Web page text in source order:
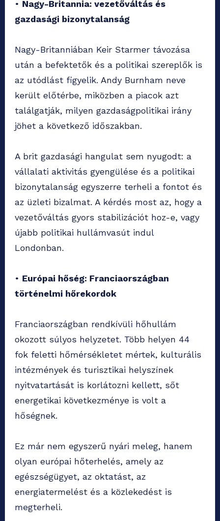
• Nagy-Britannia: vezetőváltás és
gazdasági bizonytalanság
Nagy-Britanniában Keir Starmer távozása
után a befektetők és a politikai szereplők is
az utódlást figyelik. Andy Burnham neve
került előtérbe, miközben a piacok azt
találgatják, milyen gazdaságpolitikai irány
jöhet a következő időszakban.
A brit gazdasági hangulat sem nyugodt: a
vállalati aktivitás gyengülése és a politikai
bizonytalanság egyszerre terheli a fontot és
az üzleti bizalmat. A kérdés most az, hogy a
vezetőváltás gyors stabilizációt hoz-e, vagy
újabb politikai hullámvasút indul
Londonban.
• Európai hőség: Franciaországban
történelmi hőrekordok
Franciaországban rendkívüli hőhullám
okozott súlyos helyzetet. Több helyen 44
fok feletti hőmérsékletet mértek, kulturális
intézmények és turisztikai helyszínek
nyitvatartását is korlátozni kellett, sőt
energetikai következménye is volt a
hőségnek.
Ez már nem egyszerű nyári meleg, hanem
olyan európai hőterhelés, amely az
egészségügyet, az oktatást, az
energiatermelést és a közlekedést is
megterheli.